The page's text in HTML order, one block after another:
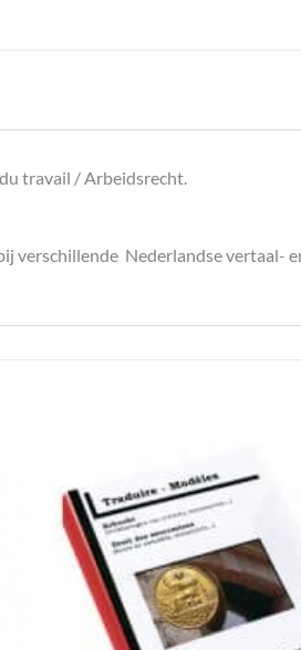
travail / Arbeidsrecht.
verschillende Nederlandse vertaal-